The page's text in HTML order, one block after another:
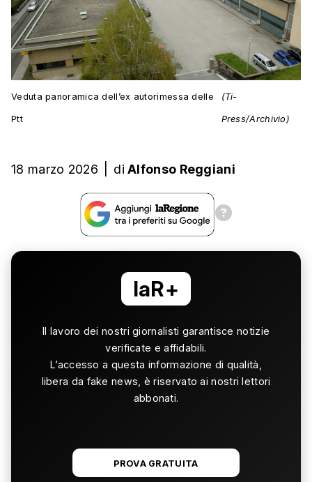
Veduta panoramica dell’ex autorimessa delle
Ptt
(Ti-
Press/Archivio)
18 marzo 2026 di Alfonso Reggiani
laR+
Il lavoro dei nostri giornalisti garantisce notizie
verificate e affidabili.
L’accesso a questa informazione di qualità,
libera da fake news, è riservato ai nostri lettori
abbonati.
PROVA GRATUITA